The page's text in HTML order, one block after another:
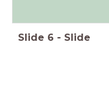
Slide 6 - Slide